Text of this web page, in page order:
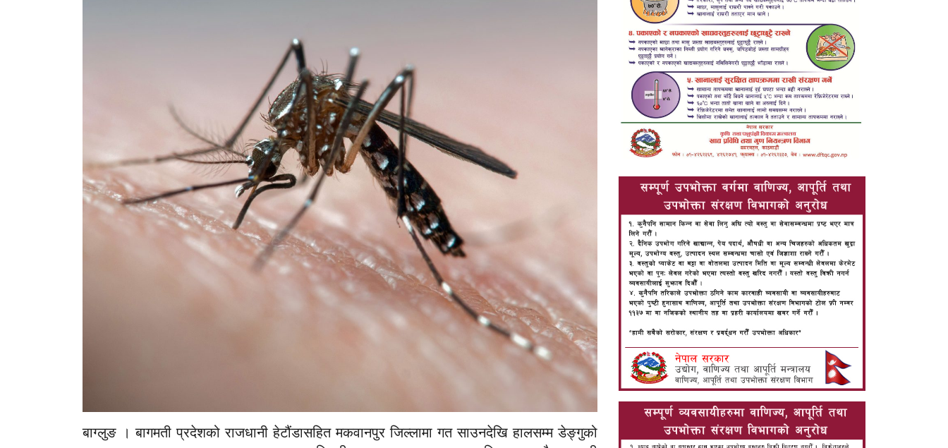
बाग्लुङ । बागमती प्रदेशको राजधानी हेटौंडासहित मकवानपुर जिल्लामा गत साउनदेखि हालसम्म डेङ्गुको